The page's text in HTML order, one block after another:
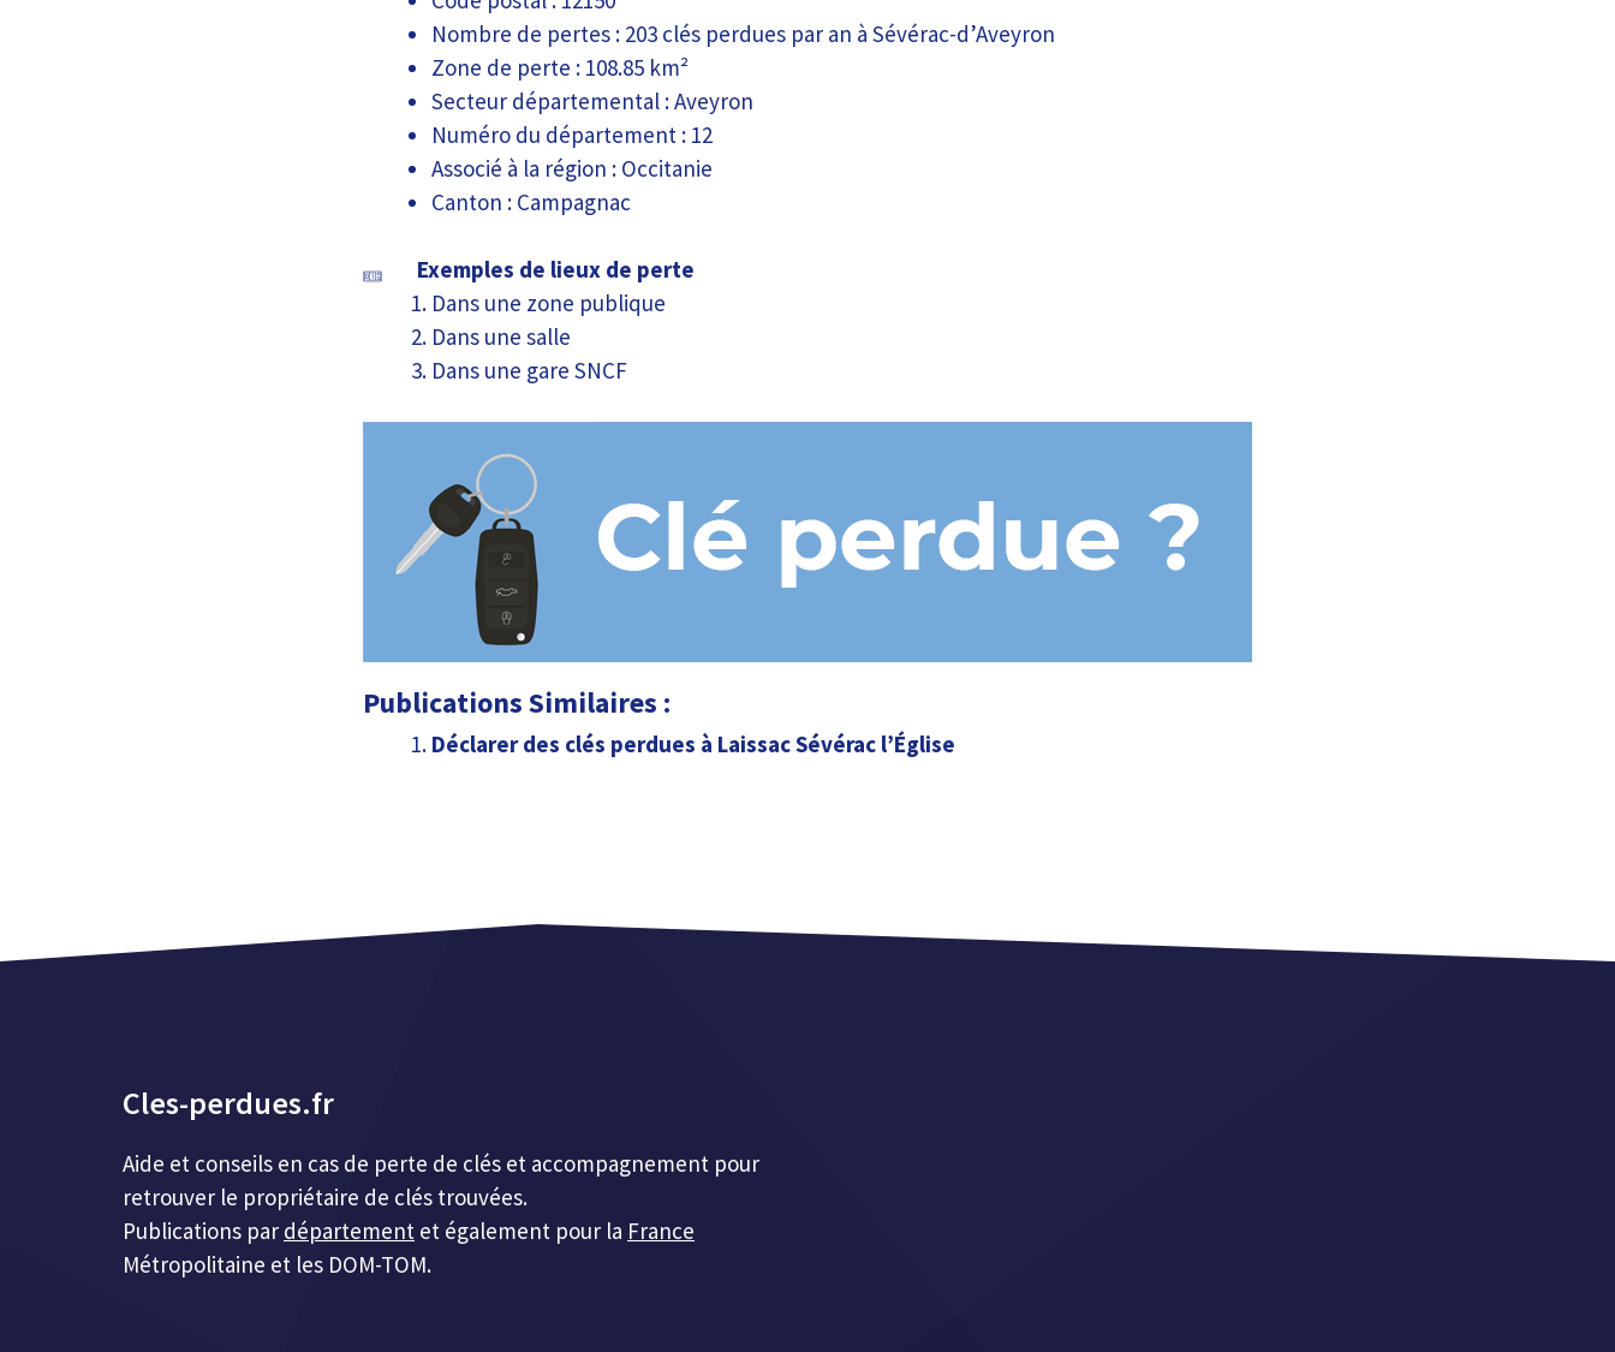
Nombre de pertes : 203 clés perdues par an à Sévérac-d’Aveyron
Zone de perte : 108.85 km²
Secteur départemental : Aveyron
Numéro du département : 12
Associé à la région : Occitanie
Canton : Campagnac
Exemples de lieux de perte
Dans une zone publique
Dans une salle
Dans une gare SNCF
Publications Similaires :
Déclarer des clés perdues à Laissac Sévérac l’Église
Cles-perdues.fr
Aide et conseils en cas de perte de clés et accompagnement pour
retrouver le propriétaire de clés trouvées.
Publications par département et également pour la France
Métropolitaine et les DOM-TOM.